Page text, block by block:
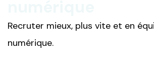
Recruter mieux, plus vite et en
numérique.